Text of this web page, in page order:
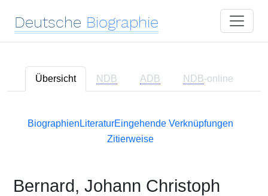
Deutsche Biographie
Übersicht NDB ADB NDB-online
Biographien LiteraturEingehende Verknüpfungen
Zitierweise
Bernard, Johann Christoph